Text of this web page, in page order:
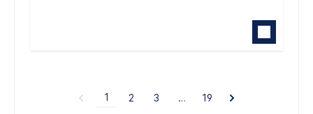
1 2 3 … 19